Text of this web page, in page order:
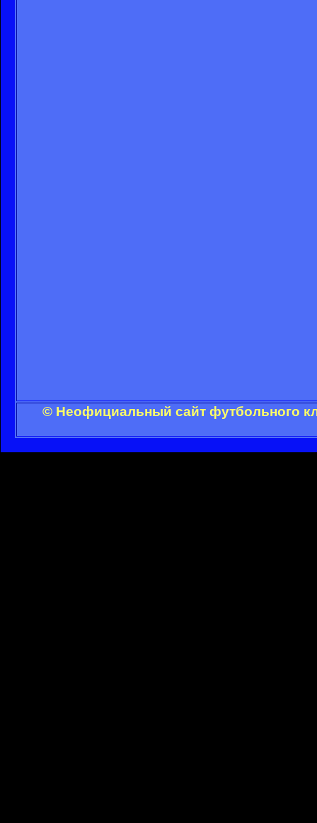
© Неофициальный сайт футбольного